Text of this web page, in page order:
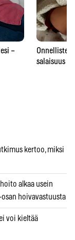
–
Onnellisten
salaisuus –
kertoo, miksi
alkaa usein
hoivavastuusta
voi kieltää